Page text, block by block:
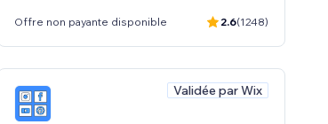
Offre non payante disponible 2.6(1248)
Validée par Wix